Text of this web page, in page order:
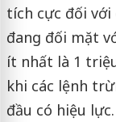
tích cực đối với
đang đối mặt
ít nhất là 1
khi các lệnh
đầu có hiệu